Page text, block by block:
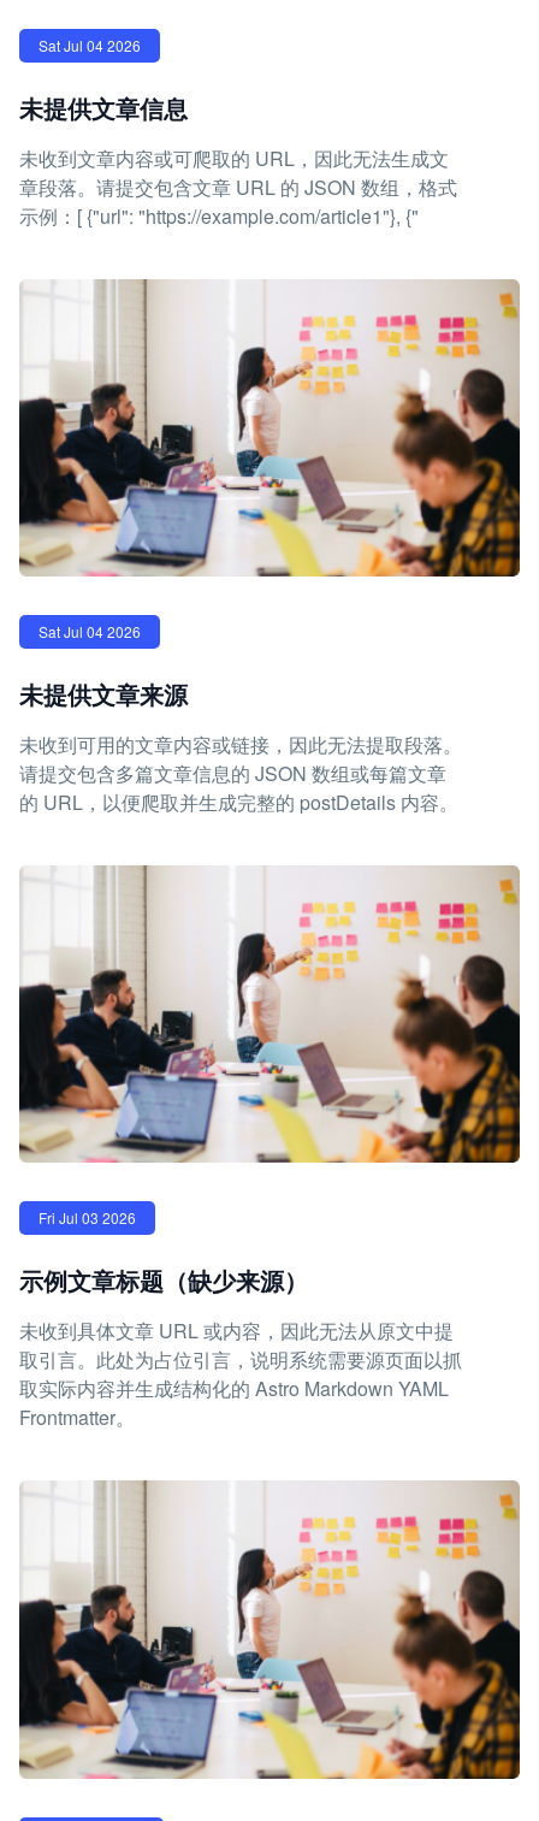
Sat Jul 04 2026
未提供文章信息
未收到文章内容或可爬取的 URL，因此无法生成文
章段落。请提交包含文章 URL 的 JSON 数组，格式
示例：[ {"url": "https://example.com/article1"}, {"
Sat Jul 04 2026
未提供文章来源
未收到可用的文章内容或链接，因此无法提取段落。
请提交包含多篇文章信息的 JSON 数组或每篇文章
的 URL，以便爬取并生成完整的 postDetails 内容。
Fri Jul 03 2026
示例文章标题（缺少来源）
未收到具体文章 URL 或内容，因此无法从原文中提
取引言。此处为占位引言，说明系统需要源页面以抓
取实际内容并生成结构化的 Astro Markdown YAML
Frontmatter。